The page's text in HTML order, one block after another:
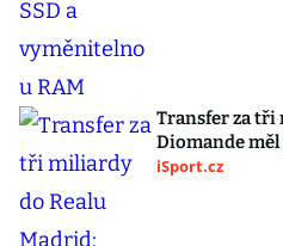
Transfer za tři
Diomande
iSport.cz